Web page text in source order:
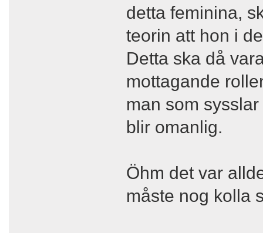
detta feminina,
teorin att hon i
Detta ska då
mottagande
man som
blir omanlig.
Öhm det var
måste nog kolla